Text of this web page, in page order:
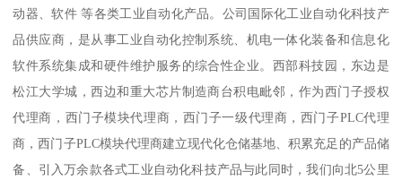
动器、软件 等各类工业自动化产品。公司国际化工业自动化科技产
品供应商，是从事工业自动化控制系统、机电一体化装备和信息化
软件系统集成和硬件维护服务的综合性企业。西部科技园，东边是
松江大学城，西边和重大芯片制造商台积电毗邻，作为西门子授权
代理商，西门子模块代理商，西门子一级代理商，西门子PLC代理
商，西门子PLC模块代理商建立现代化仓储基地、积累充足的产品储
备、引入万余款各式工业自动化科技产品与此同时，我们向北5公里